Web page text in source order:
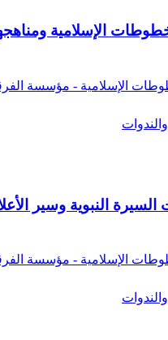
الإسلامية
الإسلامية - مؤسسة
النبوية وسير
الإسلامية - مؤسسة